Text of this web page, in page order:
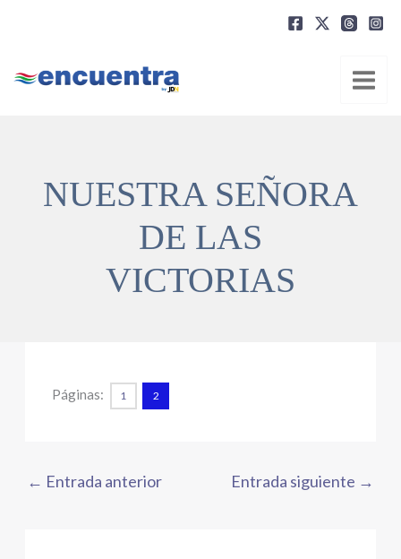
NUESTRA SEÑORA
DE LAS
VICTORIAS
Páginas: 1 2
← Entrada anterior Entrada siguiente →